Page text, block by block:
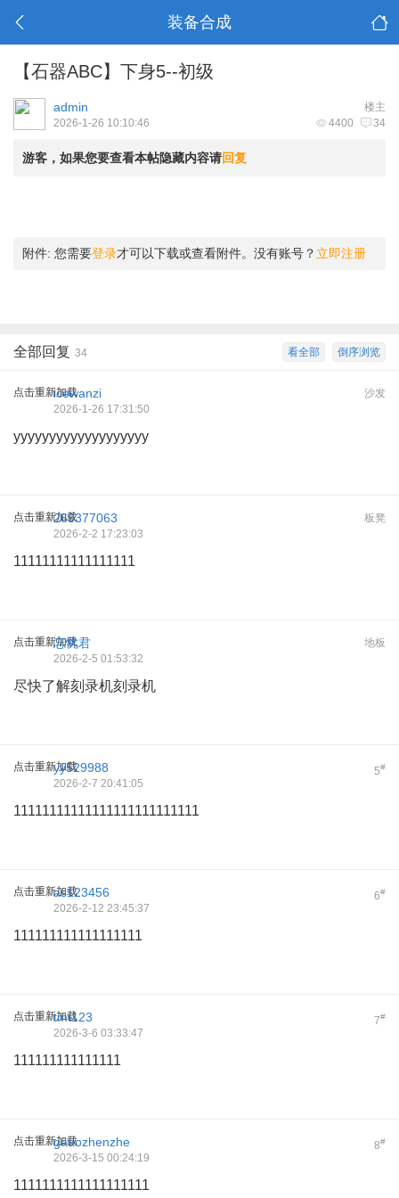
装备合成
【石器ABC】下身5--初级
楼主
admin
4400 34
2026-1-26 10:10:46
游客，如果您要查看本帖隐藏内容请回复
附件: 您需要登录才可以下载或查看附件。没有账号？ 立即注册
倒序浏览
看全部
全部回复 34
点击重新加载 沙发
icewanzi
2026-1-26 17:31:50
yyyyyyyyyyyyyyyyyyy
点击重新加载 板凳
263377063
2026-2-2 17:23:03
11111111111111111
点击重新加载 地板
忘忧君
2026-2-5 01:53:32
尽快了解刻录机刻录机
点击重新加载 5#
yy529988
2026-2-7 20:41:05
11111111111111111111111111
点击重新加载 6#
as123456
2026-2-12 23:45:37
111111111111111111
点击重新加载 7#
tmt123
2026-3-6 03:33:47
111111111111111
点击重新加载 8#
gaaozhenzhe
2026-3-15 00:24:19
1111111111111111111